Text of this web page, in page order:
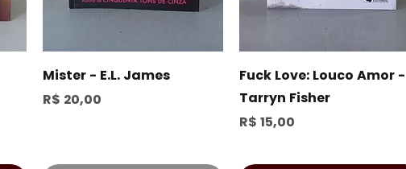
Visualização rápida
Mister - E.L. James
Preço
R$ 20,00
Visualização rápida
Fuck Love: Louco Amor -
Tarryn Fisher
Preço
R$ 15,00